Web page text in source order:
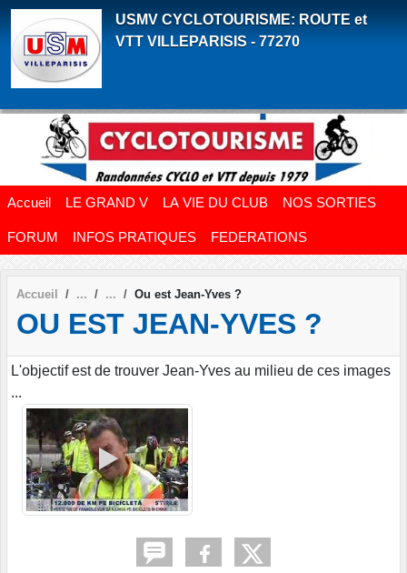
USMV CYCLOTOURISME: ROUTE et
VTT VILLEPARISIS - 77270
Accueil LE GRAND V LA VIE DU CLUB NOS SORTIES
FORUM INFOS PRATIQUES FEDERATIONS
Accueil Ou est Jean-Yves ?
OU EST JEAN-YVES ?
L'objectif est de trouver Jean-Yves au milieu de ces images
...
Panneau de gestion des cookies